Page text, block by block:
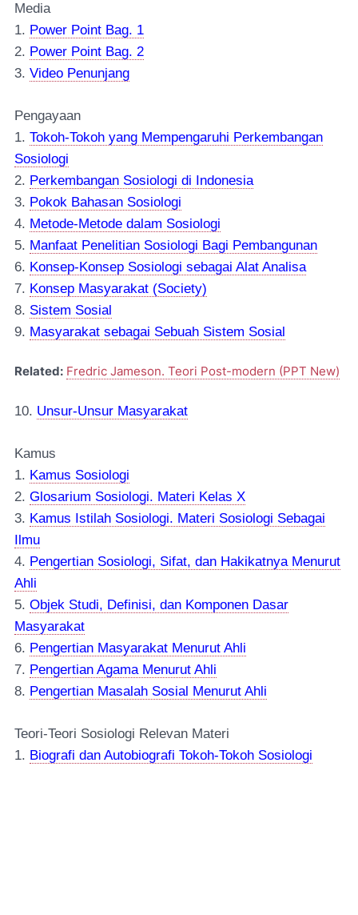
Media
1. Power Point Bag. 1
2. Power Point Bag. 2
3. Video Penunjang
Pengayaan
1. Tokoh-Tokoh yang Mempengaruhi Perkembangan
Sosiologi
2. Perkembangan Sosiologi di Indonesia
3. Pokok Bahasan Sosiologi
4. Metode-Metode dalam Sosiologi
5. Manfaat Penelitian Sosiologi Bagi Pembangunan
6. Konsep-Konsep Sosiologi sebagai Alat Analisa
7. Konsep Masyarakat (Society)
8. Sistem Sosial
9. Masyarakat sebagai Sebuah Sistem Sosial
Related: Fredric Jameson. Teori Post-modern (PPT New)
10. Unsur-Unsur Masyarakat
Kamus
1. Kamus Sosiologi
2. Glosarium Sosiologi. Materi Kelas X
3. Kamus Istilah Sosiologi. Materi Sosiologi Sebagai
Ilmu
4. Pengertian Sosiologi, Sifat, dan Hakikatnya Menurut
Ahli
5. Objek Studi, Definisi, dan Komponen Dasar
Masyarakat
6. Pengertian Masyarakat Menurut Ahli
7. Pengertian Agama Menurut Ahli
8. Pengertian Masalah Sosial Menurut Ahli
Teori-Teori Sosiologi Relevan Materi
1. Biografi dan Autobiografi Tokoh-Tokoh Sosiologi